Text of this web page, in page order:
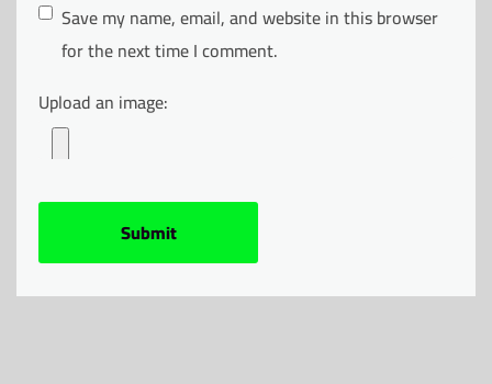
Save my name, email, and website in this browser
for the next time I comment.
Upload an image: